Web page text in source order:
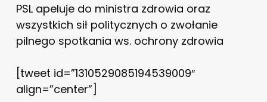
PSL apeluje do ministra zdrowia oraz
wszystkich sił politycznych o zwołanie
pilnego spotkania ws. ochrony zdrowia
[tweet id=”1310529085194539009″
align=”center”]